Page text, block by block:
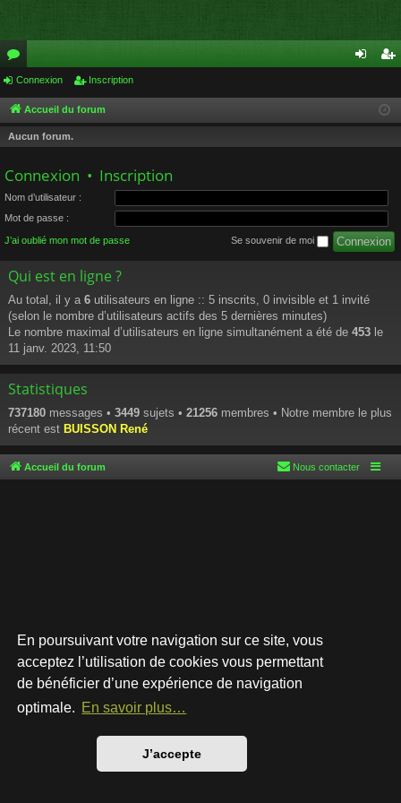
En poursuivant votre navigation sur ce site, vous
acceptez l’utilisation de cookies vous permettant
de bénéficier d’une expérience de navigation
optimale. En savoir plus…
J’accepte
or
u
m
cri
Connexion Inscription
Accueil du forum
Aucun forum.
Connexion • Inscription
Nom d’utilisateur :
Mot de passe :
J’ai oublié mon mot de passe Se souvenir de moi
Qui est en ligne ?
Au total, il y a 6 utilisateurs en ligne :: 5 inscrits, 0 invisible et 1 invité
(selon le nombre d’utilisateurs actifs des 5 dernières minutes)
Le nombre maximal d’utilisateurs en ligne simultanément a été de 453 le
11 janv. 2023, 11:50
Statistiques
737180 messages • 3449 sujets • 21256 membres • Notre membre le plus
récent est BUISSON René
Accueil du forum Nous contacter
Développé parphpBB® Forum Software © phpBB Limited
Style par
Traduction française officielle